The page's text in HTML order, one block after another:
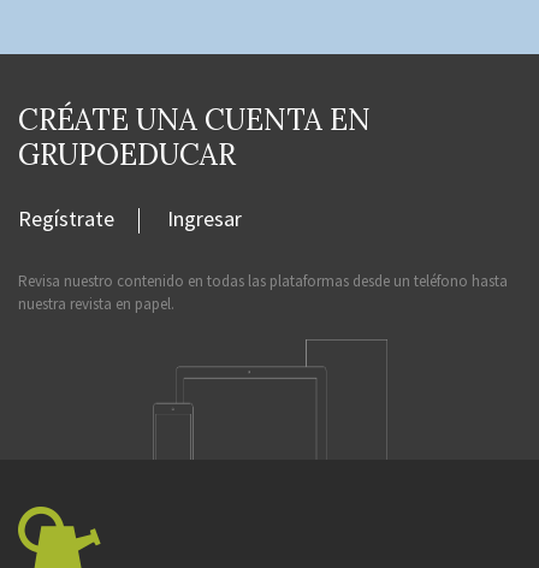
CRÉATE UNA CUENTA EN
GRUPOEDUCAR
Regístrate Ingresar
Revisa nuestro contenido en todas las plataformas desde un teléfono hasta
nuestra revista en papel.